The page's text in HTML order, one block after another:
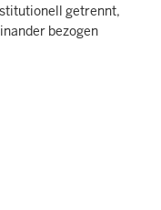
getrennt,
bezogen